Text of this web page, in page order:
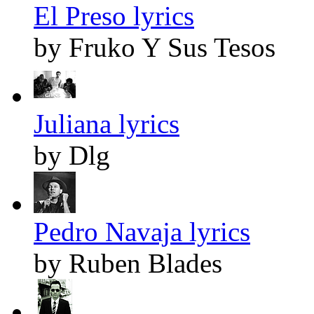
El Preso lyrics
by Fruko Y Sus Tesos
Juliana lyrics
by Dlg
Pedro Navaja lyrics
by Ruben Blades